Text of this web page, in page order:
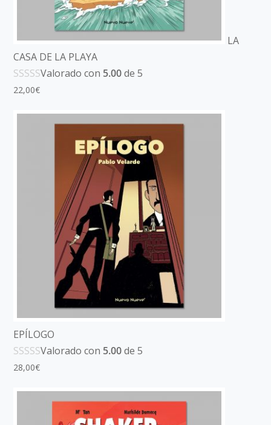
LA
CASA DE LA PLAYA
Valorado con 5.00de 5
22,00€
EPÍLOGO
Valorado con 5.00de 5
28,00€